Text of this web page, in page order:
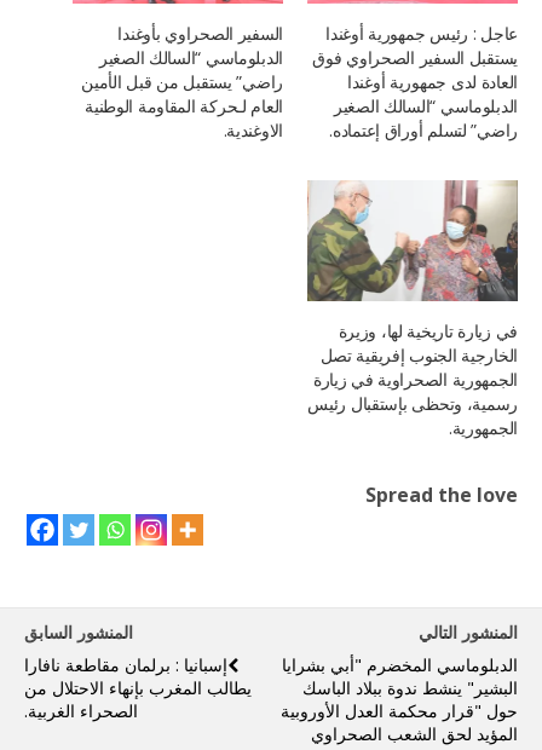
عاجل : رئيس جمهورية أوغندا
يستقبل السفير الصحراوي فوق
العادة لدى جمهورية أوغندا
الدبلوماسي “السالك الصغير
راضي” لتسلم أوراق إعتماده.
السفير الصحراوي بأوغندا
الدبلوماسي “السالك الصغير
راضي” يستقبل من قبل الأمين
العام لـحركة المقاومة الوطنية
الاوغندية.
في زيارة تاريخية لها، وزيرة
الخارجية الجنوب إفريقية تصل
الجمهورية الصحراوية في زيارة
رسمية، وتحظى بإستقبال رئيس
الجمهورية.
Spread the love
المنشور السابق
إسبانيا : برلمان مقاطعة نافارا
يطالب المغرب بإنهاء الاحتلال من
الصحراء الغربية.
المنشور التالي
الدبلوماسي المخضرم "أبي بشرايا
البشير" ينشط ندوة ببلاد الباسك
حول "قرار محكمة العدل الأوروبية
المؤيد لحق الشعب الصحراوي